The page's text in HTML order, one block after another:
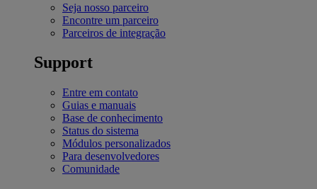
Seja nosso parceiro
Encontre um parceiro
Parceiros de integração
Support
Entre em contato
Guias e manuais
Base de conhecimento
Status do sistema
Módulos personalizados
Para desenvolvedores
Comunidade